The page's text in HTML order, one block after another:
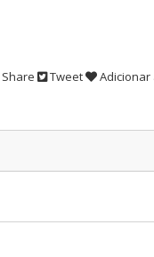
Share Tweet Adicionar